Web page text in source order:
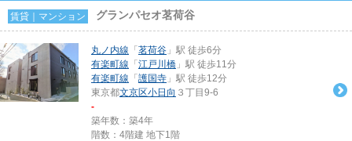
賃貸｜マンション グランパセオ茗荷谷
丸ノ内線 「 茗荷谷 」駅 徒歩6分
有楽町線 「 江戸川橋 」駅 徒歩11分
有楽町線 「 護国寺 」駅 徒歩12分
東京都文京区小日向 ３丁目9-6
-
築年数：築4年
階数：4階建 地下1階